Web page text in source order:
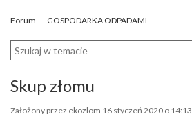
Forum - GOSPODARKA ODPADAMI
Skup złomu
Założony przez ekozlom 16 styczeń 2020 o 14:13